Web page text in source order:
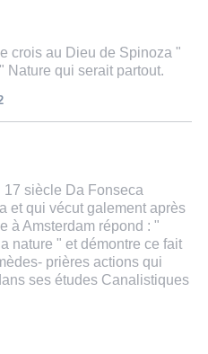
crois au Dieu de Spinoza "
Nature qui serait partout.
siècle Da Fonseca
et qui vécut galement après
à Amsterdam répond : "
nature " et démontre ce fait
prières actions qui
ses études Canalistiques